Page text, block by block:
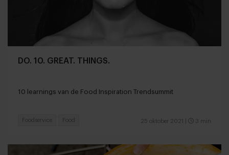
DO. 10. GREAT. THINGS.
10 learnings van de Food Inspiration Trendsummit
25 oktober 2021 3 min
Foodservice Food